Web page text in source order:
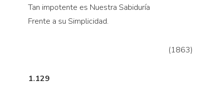
Tan impotente es Nuestra Sabiduría
Frente a su Simplicidad.
(1863)
1.129